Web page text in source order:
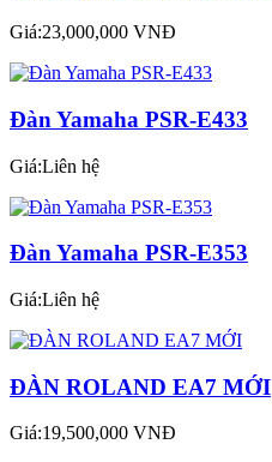
Giá:23,000,000 VNĐ
Đàn Yamaha PSR-E433
Giá:Liên hệ
Đàn Yamaha PSR-E353
Giá:Liên hệ
ĐÀN ROLAND EA7 MỚI
Giá:19,500,000 VNĐ